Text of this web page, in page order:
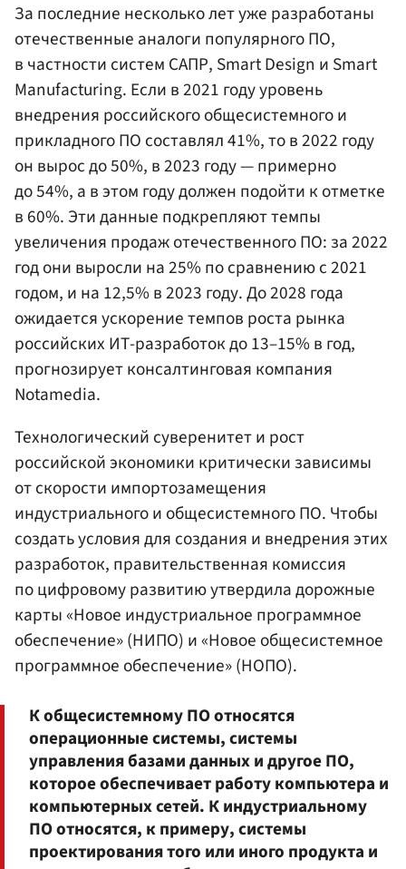
За последние несколько лет уже разработаны
отечественные аналоги популярного ПО,
в частности систем САПР, Smart Design и Smart
Manufacturing. Если в 2021 году уровень
внедрения российского общесистемного и
прикладного ПО составлял 41%, то в 2022 году
он вырос до 50%, в 2023 году — примерно
до 54%, а в этом году должен подойти к отметке
в 60%. Эти данные подкрепляют темпы
увеличения продаж отечественного ПО: за 2022
год они выросли на 25% по сравнению с 2021
годом, и на 12,5% в 2023 году. До 2028 года
ожидается ускорение темпов роста рынка
российских ИТ-разработок до 13–15% в год,
прогнозирует консалтинговая компания
Notamedia.
Технологический суверенитет и рост
российской экономики критически зависимы
от скорости импортозамещения
индустриального и общесистемного ПО. Чтобы
создать условия для создания и внедрения этих
разработок, правительственная комиссия
по цифровому развитию утвердила дорожные
карты «Новое индустриальное программное
обеспечение» (НИПО) и «Новое общесистемное
программное обеспечение» (НОПО).
К общесистемному ПО относятся
операционные системы, системы
управления базами данных и другое ПО,
которое обеспечивает работу компьютера и
компьютерных сетей. К индустриальному
ПО относятся, к примеру, системы
проектирования того или иного продукта и